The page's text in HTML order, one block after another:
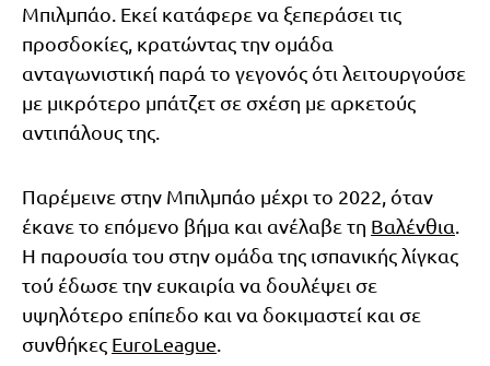
Μπιλμπάο. Εκεί κατάφερε να ξεπεράσει τις
προσδοκίες, κρατώντας την ομάδα
ανταγωνιστική παρά το γεγονός ότι λειτουργούσε
με μικρότερο μπάτζετ σε σχέση με αρκετούς
αντιπάλους της.
Παρέμεινε στην Μπιλμπάο μέχρι το 2022, όταν
έκανε το επόμενο βήμα και ανέλαβε τη Βαλένθια
Η παρουσία του στην ομάδα της ισπανικής λίγκας
τού έδωσε την ευκαιρία να δουλέψει σε
υψηλότερο επίπεδο και να δοκιμαστεί και σε
συνθήκες EuroLeague